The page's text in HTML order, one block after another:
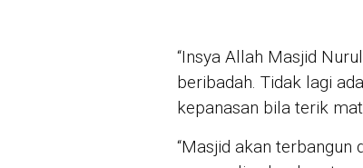
“Insya Allah Masjid
beribadah. Tidak lagi
kepanasan bila terik
“Masjid akan terbangun